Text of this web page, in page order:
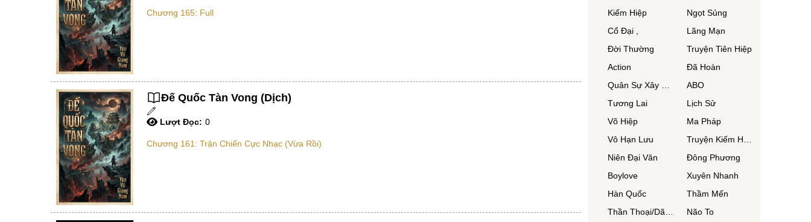
Chương 165: Full
Đế Quốc Tàn Vong (Dịch)
Lượt Đọc: 0
Chương 161: Trận Chiến Cực Nhạc (vừa Rồi)
Kiếm Hiệp
Ngọt Sủng
Cổ Đại ,
Lãng Mạn
Đời Thường
Truyện Tiên Hiệp
Action
Đã Hoàn
ABO
Tương Lai
Lịch Sử
Võ Hiệp
Ma Pháp
Vô Hạn Lưu
Niên Đại Văn
Đông Phương
Boylove
Xuyên Nhanh
Hàn Quốc
Thầm Mến
Não To